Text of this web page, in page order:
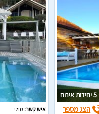
5 יחידות אירוח
הצג מספר איש קשר:סולי